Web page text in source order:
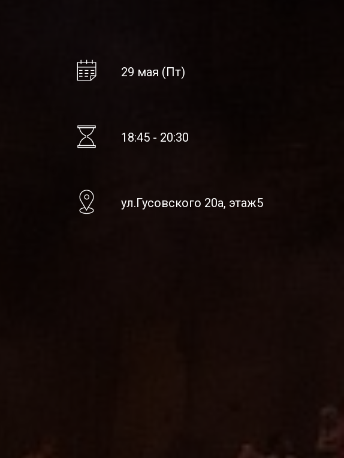
29 мая (Пт)
18:45 - 20:30
ул.Гусовского 20а, этаж5